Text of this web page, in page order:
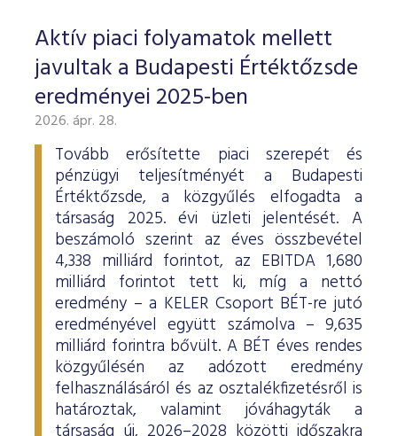
Aktív piaci folyamatok mellett
javultak a Budapesti Értéktőzsde
eredményei 2025-ben
2026. ápr. 28.
Tovább erősítette piaci szerepét és
pénzügyi teljesítményét a Budapesti
Értéktőzsde, a közgyűlés elfogadta a
társaság 2025. évi üzleti jelentését. A
beszámoló szerint az éves összbevétel
4,338 milliárd forintot, az EBITDA 1,680
milliárd forintot tett ki, míg a nettó
eredmény – a KELER Csoport BÉT-re jutó
eredményével együtt számolva – 9,635
milliárd forintra bővült. A BÉT éves rendes
közgyűlésén az adózott eredmény
felhasználásáról és az osztalékfizetésről is
határoztak, valamint jóváhagyták a